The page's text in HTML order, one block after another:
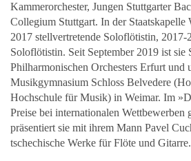
Kammerorchester, Jungen Stuttgarter
Collegium Stuttgart. In der Staatskapelle
2017 stellvertretende Soloflötistin,
Soloflötistin. Seit September 2019 ist sie
Philharmonischen Orchesters Erfurt und
Musikgymnasium Schloss Belvedere
Hochschule für Musik) in Weimar. Im
Preise bei internationalen Wettbewerben
präsentiert sie mit ihrem Mann Pavel
tschechische Werke für Flöte und Gitarre.